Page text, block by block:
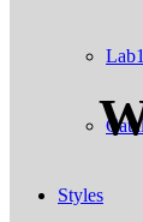
Lab1
Styles